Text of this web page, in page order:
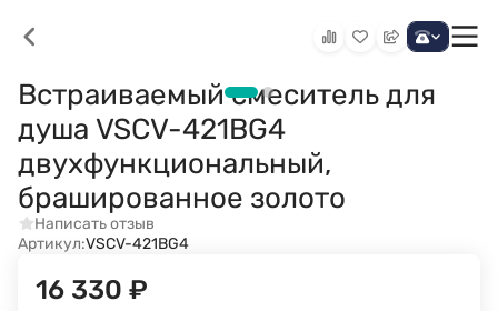
Встраиваемый смеситель для
душа VSCV-421BG4
двухфункциональный,
брашированное золото
Написать отзыв
Артикул:VSCV-421BG4
16 330 ₽